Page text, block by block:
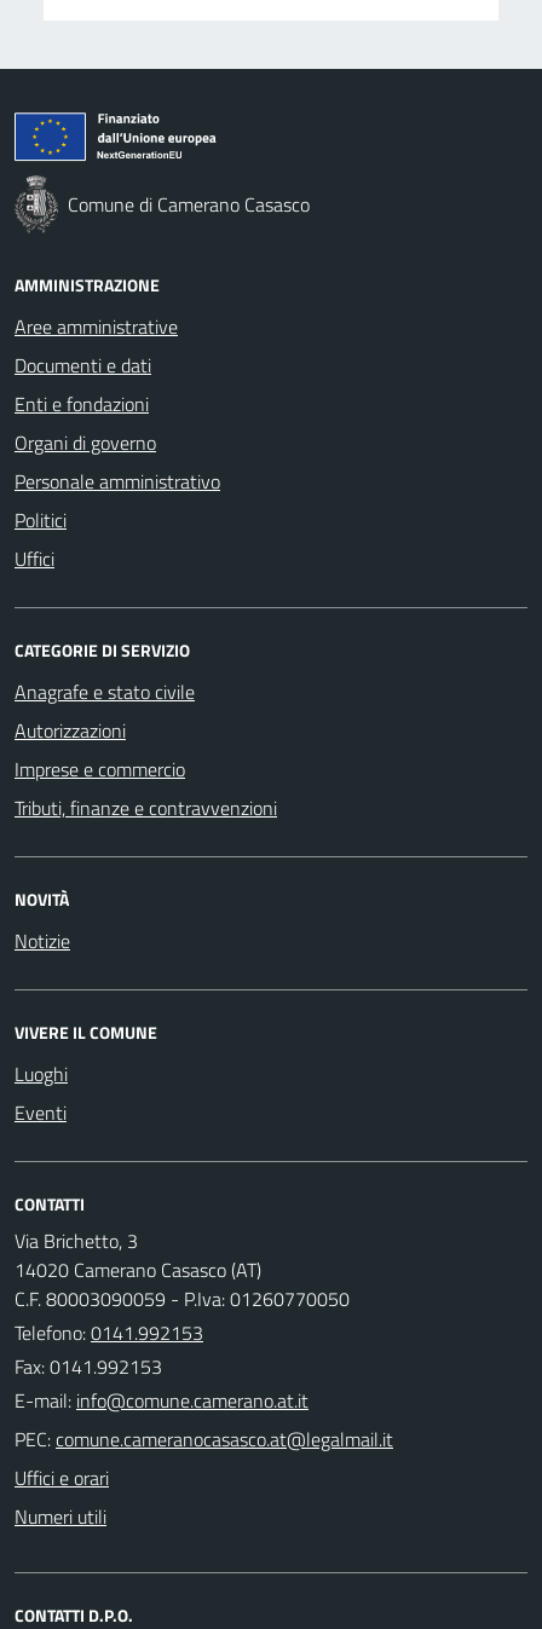
Comune di Camerano Casasco
AMMINISTRAZIONE
Aree amministrative
Documenti e dati
Enti e fondazioni
Organi di governo
Personale amministrativo
Politici
Uffici
CATEGORIE DI SERVIZIO
Anagrafe e stato civile
Autorizzazioni
Imprese e commercio
Tributi, finanze e contravvenzioni
NOVITÀ
Notizie
VIVERE IL COMUNE
Luoghi
Eventi
CONTATTI
Via Brichetto, 3
14020 Camerano Casasco (AT)
C.F. 80003090059 - P.Iva: 01260770050
Telefono:0141.992153
Fax: 0141.992153
E-mail:
PEC:
Uffici e orari
Numeri utili
CONTATTI D.P.O.